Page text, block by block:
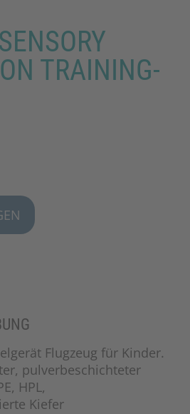
TRAINING-
Flugzeug für Kinder.
pulverbeschichteter
HPL,
Kiefer